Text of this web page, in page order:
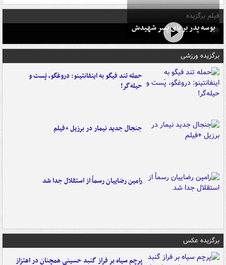
فیلم برگزیده
بوسه‌ پدر بر پای پسر شهیدش
برگزیده ورزشی
حمله تند فیگو به اینفانتینو: دروغگو، پَست‌ و
حیله‌گر!
جنجال جدید نیمار در برزیل +فیلم
رامین رضاییان رسماً از استقلال جدا شد
برگزیده عکس
پرچم سیاه بر فراز گنبد حسینی همچنان در اهتزاز